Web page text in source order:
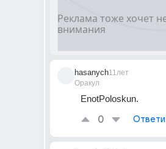
hasanych
Оракул
11лет
EnotPoloskun.
0